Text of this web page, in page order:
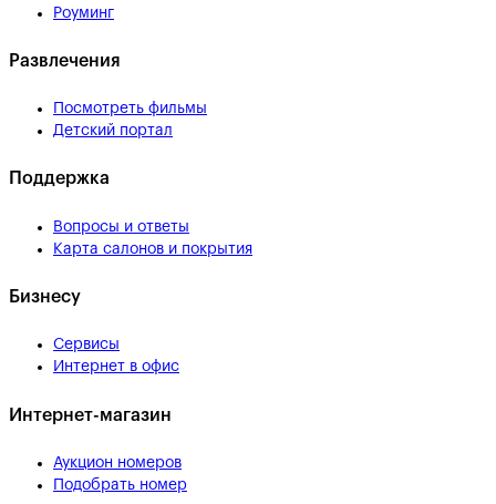
Роуминг
Развлечения
Посмотреть фильмы
Детский портал
Поддержка
Вопросы и ответы
Карта салонов и покрытия
Бизнесу
Сервисы
Интернет в офис
Интернет-магазин
Аукцион номеров
Подобрать номер